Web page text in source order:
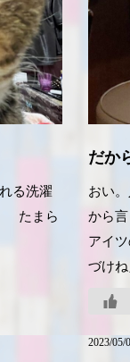
る洗濯
たまら
だか
おい
から言
アイ
づけね
2023/05/